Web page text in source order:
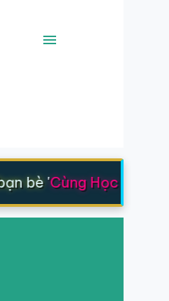
bè 'Cùng Học - Cùng